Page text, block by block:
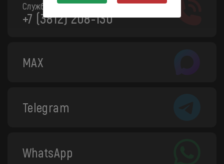
Служба поддержки:
+7 (3812) 208-130
MAX
Telegram
WhatsApp